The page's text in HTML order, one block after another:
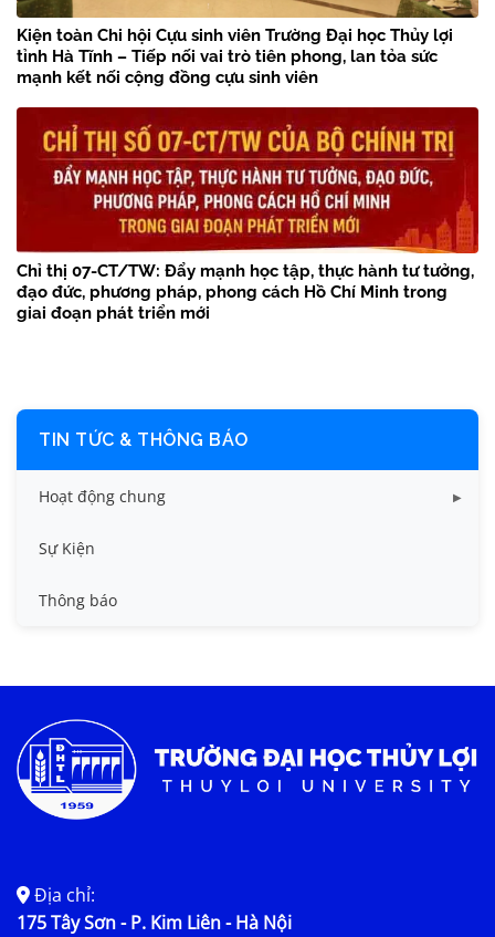
Kiện toàn Chi hội Cựu sinh viên Trường Đại học Thủy lợi
tỉnh Hà Tĩnh – Tiếp nối vai trò tiên phong, lan tỏa sức
mạnh kết nối cộng đồng cựu sinh viên
Chỉ thị 07-CT/TW: Đẩy mạnh học tập, thực hành tư tưởng,
đạo đức, phương pháp, phong cách Hồ Chí Minh trong
giai đoạn phát triển mới
TIN TỨC & THÔNG BÁO
Hoạt động chung
Tin công tác sinh viên
Tin đào tạo
Tin tức chung
Sự Kiện
Thông báo
Địa chỉ:
175 Tây Sơn - P. Kim Liên - Hà Nội